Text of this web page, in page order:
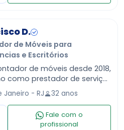
D.
de Móveis para
e Escritórios
de móveis desde 2018,
como prestador de serviço
e residências.
Janeiro - RJ 32 anos
Fale com o
profissional